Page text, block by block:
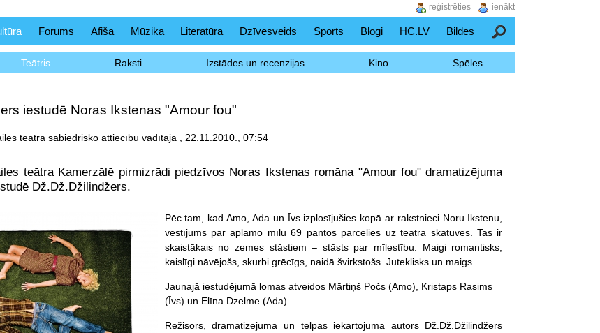
Forums Afiša Mūzika Literatūra Dzīvesveids Sports Blogi HC.LV Bildes Meklēšana
Teātris Raksti Izstādes un recenzijas Kino Spēles
iestudē Noras Ikstenas "Amour fou"
teātra sabiedrisko attiecību vadītāja , 22.11.2010., 07:54
teātra Kamerzālē pirmizrādi piedzīvos Noras Ikstenas romāna "Amour fou" dramatizējuma
Dž.Dž.Džilindžers.
Pēc tam, kad Amo, Ada un Īvs izplosījušies kopā ar rakstnieci Noru Ikstenu,
vēstījums par aplamo mīlu 69 pantos pārcēlies uz teātra skatuves. Tas ir
skaistākais no zemes stāstiem – stāsts par mīlestību. Maigi romantisks,
kaislīgi nāvējošs, skurbi grēcīgs, naidā švirkstošs. Juteklisks un maigs...
Jaunajā iestudējumā lomas atveidos Mārtiņš Počs (Amo), Kristaps Rasims
(Īvs) un Elīna Dzelme (Ada).
Režisors, dramatizējuma un telpas iekārtojuma autors Dž.Dž.Džilindžers
ienākt
reģistrēties